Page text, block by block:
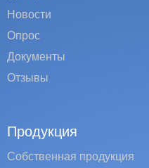
Новости
Опрос
Документы
Отзывы
Продукция
Собственная продукция